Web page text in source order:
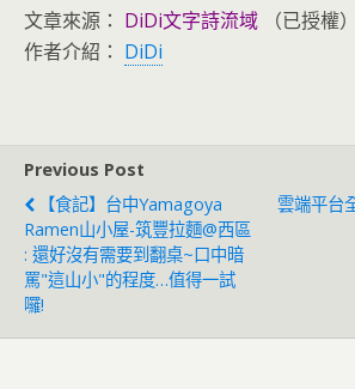
文章來源： DiDi文字詩流域
（已授權）
作者介紹： DiDi
Previous Post
【食記】台中Yamagoya
Ramen山小屋-筑豐拉麵@西區
: 還好沒有需要到翻桌~口中暗
罵"這山小"的程度…值得一試
囉!
雲端平台